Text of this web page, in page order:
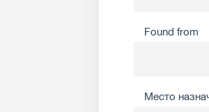
Found from
Место